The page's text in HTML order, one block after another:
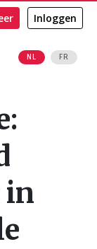
NL FR
Inloggen
in